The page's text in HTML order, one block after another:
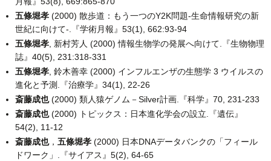
五條堀孝 (2000) 散歩道：もう一つのY2K問題-生命情報研究の新
世紀に向けて-.『学術月報』53(1), 662:93-94
五條堀孝 , 新村芳人 (2000) 情報生物学の発展へ向けて.『生物物理
誌』40(5), 231:318-331
五條堀孝 , 鈴木善幸 (2000) インフルエンザの生態学 3 ウイルスの
進化と予測.『治療学』34(1), 22-26
斎藤成也(2000) 類人猿ゲノム－Silver計画.『科学』70, 231-233
斎藤成也(2000) トピックス：日本進化学会の設立.『遺伝』
54(2), 11-12
斎藤成也， 五條堀孝 (2000) 日本DNAデータバンクの「フィール
ドワーク」.『サイアス』5(2), 64-65